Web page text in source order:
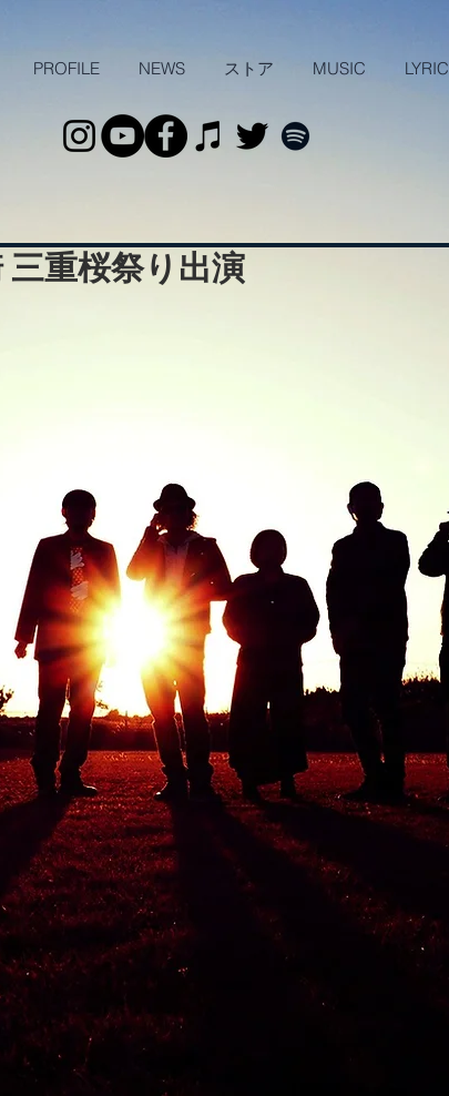
PROFILE NEWS ストア MUSIC LYRIC
三重桜祭り出演